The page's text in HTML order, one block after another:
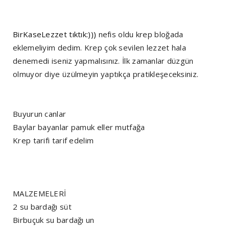
BirKaseLezzet tıktık:))) nefis oldu krep bloğada
eklemeliyim dedim. Krep çok sevilen lezzet hala
denemedi iseniz yapmalısınız. İlk zamanlar düzgün
olmuyor diye üzülmeyin yaptıkça pratikleşeceksiniz.
Buyurun canlar
Baylar bayanlar pamuk eller mutfağa
Krep tarifi tarif edelim
MALZEMELERİ
2 su bardağı süt
Birbuçuk su bardağı un